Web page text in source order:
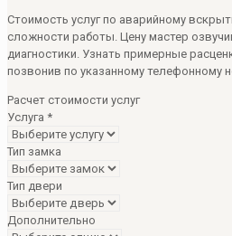
Стоимость услуг по аварийному
сложности работы. Цену мастер
диагностики. Узнать примерные
позвонив по указанному телефонному
Расчет стоимости услуг
Услуга *
Тип замка
Тип двери
Дополнительно